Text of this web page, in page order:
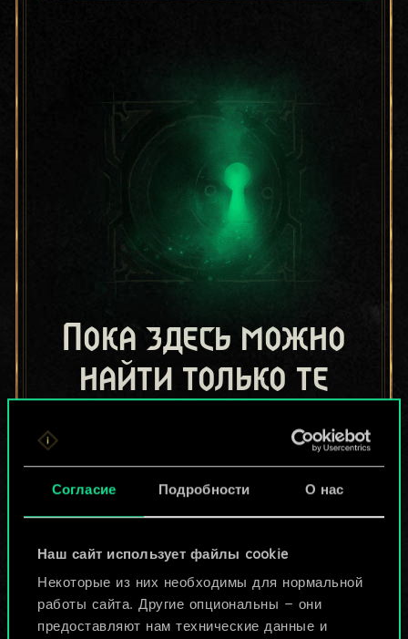
Согласие Подробности О нас
Наш сайт использует файлы cookie
Некоторые из них необходимы для нормальной
работы сайта. Другие опциональны — они
предоставляют нам технические данные и
Пока здесь можно
найти только те
поделились другие
игроки.
больше!